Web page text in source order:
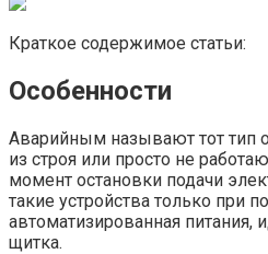
Краткое содержимое статьи:
Особенности
Аварийным называют тот тип
из строя или просто не
момент остановки подачи
такие устройства только при
автоматизированная питания,
щитка.